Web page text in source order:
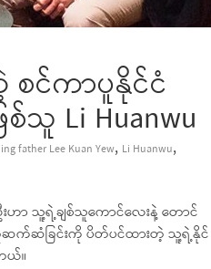
င်ကာပူနိုင်ငံ
စ်သူ Li Huanwu
father Lee Kuan Yew, Li Huanwu,
ဦးဟာ သူ့ရဲ့ချစ်သူကောင်လေးနဲ့ တောင်
ဆက်ဆံခြင်းကို ပိတ်ပင်ထားတဲ့ သူ့ရဲ့နိုင်
ယ်။